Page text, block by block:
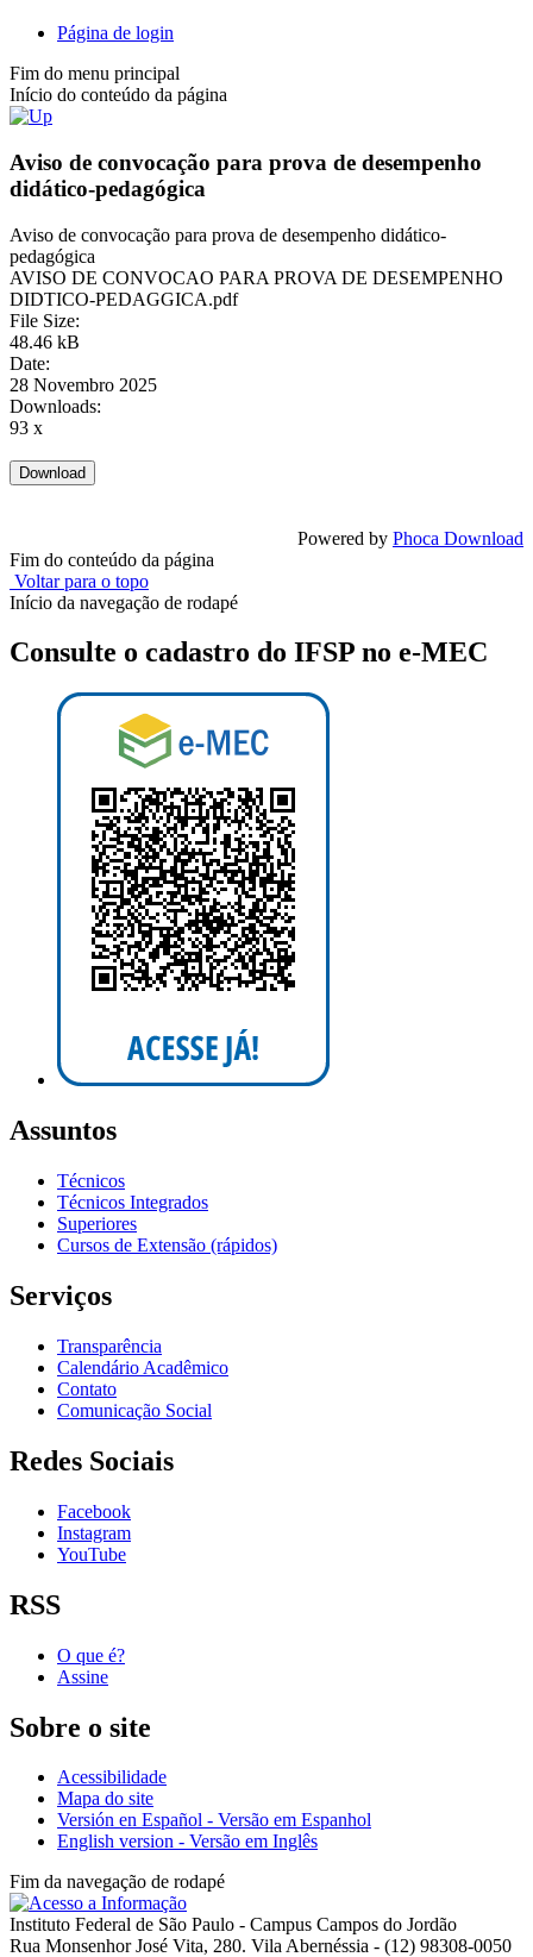
Página de login
Fim do menu principal
Início do conteúdo da página
Aviso de convocação para prova de desempenho
didático-pedagógica
Aviso de convocação para prova de desempenho didático-
pedagógica
AVISO DE CONVOCAO PARA PROVA DE DESEMPENHO
DIDTICO-PEDAGGICA.pdf
File Size:
48.46 kB
Date:
28 Novembro 2025
Downloads:
93 x
Powered by Phoca Download
Fim do conteúdo da página
Voltar para o topo
Início da navegação de rodapé
Consulte o cadastro do IFSP no e-MEC
Assuntos
Técnicos
Técnicos Integrados
Superiores
Cursos de Extensão (rápidos)
Serviços
Transparência
Calendário Acadêmico
Contato
Comunicação Social
Redes Sociais
Facebook
Instagram
YouTube
RSS
O que é?
Assine
Sobre o site
Acessibilidade
Mapa do site
Versión en Español - Versão em Espanhol
English version - Versão em Inglês
Fim da navegação de rodapé
Instituto Federal de São Paulo - Campus Campos do Jordão
Rua Monsenhor José Vita, 280. Vila Abernéssia - (12) 98308-0050